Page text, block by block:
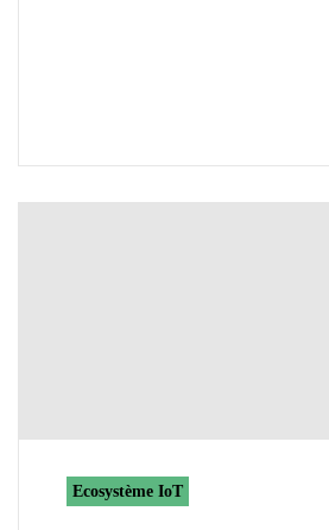
Ecosystème IoT